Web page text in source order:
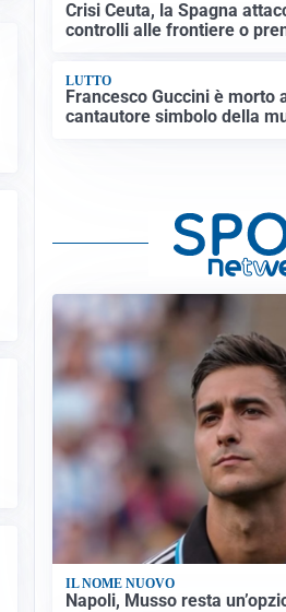
Crisi Ceuta, la Spagna
controlli alle frontiere o
LUTTO
Francesco Guccini è morto
cantautore simbolo della
IL NOME NUOVO
Napoli, Musso resta